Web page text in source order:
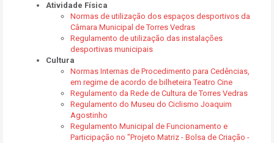
Atividade Física
Normas de utilização dos espaços desportivos da
Câmara Municipal de Torres Vedras
Regulamento de utilização das instalações
desportivas municipais
Cultura
Normas Internas de Procedimento para Cedências,
em regime de acordo de bilheteira Teatro Cine
Regulamento da Rede de Cultura de Torres Vedras
Regulamento do Museu do Ciclismo Joaquim
Agostinho
Regulamento Municipal de Funcionamento e
Participação no "Projeto Matriz - Bolsa de Criação -